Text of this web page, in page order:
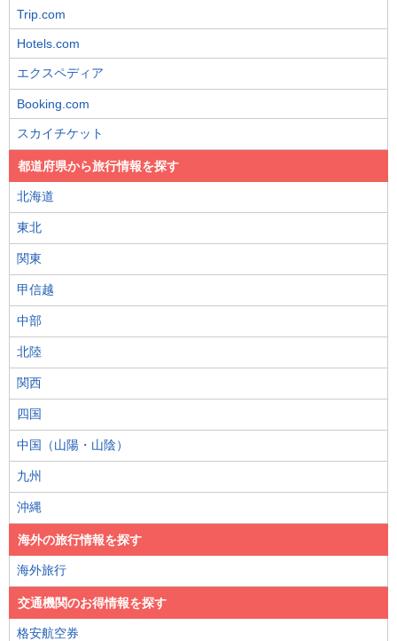
Trip.com
Hotels.com
エクスペディア
Booking.com
スカイチケット
都道府県から旅行情報を探す
北海道
東北
関東
甲信越
中部
北陸
関西
四国
中国（山陽・山陰）
九州
沖縄
海外の旅行情報を探す
海外旅行
交通機関のお得情報を探す
格安航空券